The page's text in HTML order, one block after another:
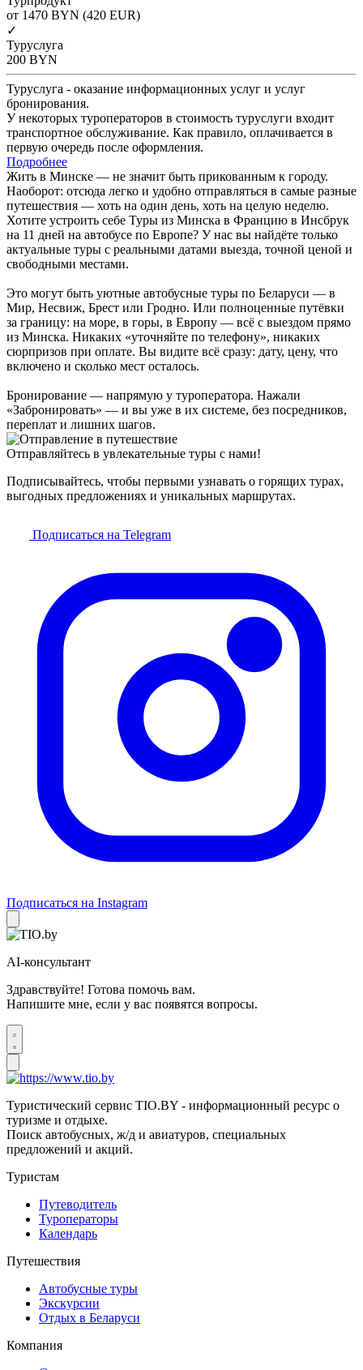
от 1470 BYN (420 EUR)
✓
Туруслуга
200 BYN
Туруслуга - оказание информационных услуг и услуг
бронирования.
У некоторых туроператоров в стоимость туруслуги входит
транспортное обслуживание. Как правило, оплачивается в
первую очередь после оформления.
Подробнее
Жить в Минске — не значит быть прикованным к городу.
Наоборот: отсюда легко и удобно отправляться в самые разные
путешествия — хоть на один день, хоть на целую неделю.
Хотите устроить себе Туры из Минска в Францию в Инсбрук
на 11 дней на автобусе по Европе? У нас вы найдёте только
актуальные туры с реальными датами выезда, точной ценой и
свободными местами.
Это могут быть уютные автобусные туры по Беларуси — в
Мир, Несвиж, Брест или Гродно. Или полноценные путёвки
за границу: на море, в горы, в Европу — всё с выездом прямо
из Минска. Никаких «уточняйте по телефону», никаких
сюрпризов при оплате. Вы видите всё сразу: дату, цену, что
включено и сколько мест осталось.
Бронирование — напрямую у туроператора. Нажали
«Забронировать» — и вы уже в их системе, без посредников,
переплат и лишних шагов.
Отправляйтесь в увлекательные туры с нами!
Подписывайтесь, чтобы первыми узнавать о горящих турах,
выгодных предложениях и уникальных маршрутах.
Подписаться на Telegram
Подписаться на Instagram
AI-консультант
Здравствуйте! Готова помочь вам.
Напишите мне, если у вас появятся вопросы.
Туристический сервис TIO.BY - информационный ресурс о
туризме и отдыхе.
Поиск автобусных, ж/д и авиатуров, специальных
предложений и акций.
Туристам
Путеводитель
Туроператоры
Календарь
Путешествия
Автобусные туры
Экскурсии
Отдых в Беларуси
Компания